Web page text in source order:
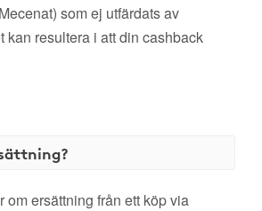
som ej utfärdats av
kan resultera i att din cashback
om ersättning från ett köp via